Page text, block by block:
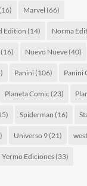
Marvel (66)
Edition(14) Norma
Nuevo Nueve(40)
Panini(106) Panini
Planeta Comic (23)
Spiderman (16)
Universo 9(21)
Yermo Ediciones(33)